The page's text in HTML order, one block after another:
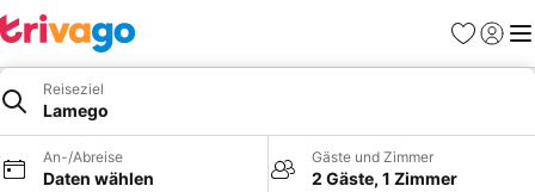
Favoriten
Reiseziel
Lamego
An-/Abreise
Daten wählen
Gäste und Zimmer
2 Gäste, 1 Zimmer